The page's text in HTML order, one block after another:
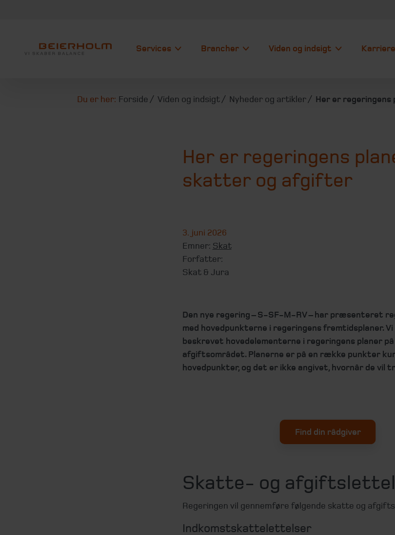
Services Brancher Viden og indsigt Karriere
Du er her: Forside Viden og indsigt Nyheder og artikler Her er
Her er regeringens
skatter og afgifter
3. juni 2026
Emner: Skat
Forfatter:
Skat & Jura
Den nye regering – S-SF-M-RV – har præsenteret
med hovedpunkterne i regeringens fremtidsplaner.
beskrevet hovedelementerne i regeringens planer
afgiftsområdet. Planerne er på en række punkter
hovedpunkter, og det er ikke angivet, hvornår de vil
Find din rådgiver
Skatte- og
Regeringen vil gennemføre følgende skatte og
Indkomstskattelettelser